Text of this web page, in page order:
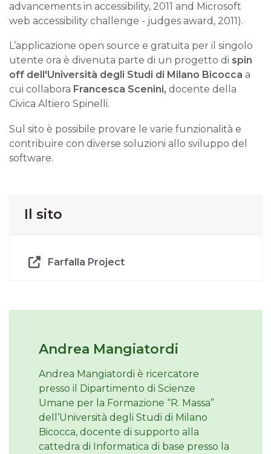
advancements in accessibility, 2011 and Microsoft
web accessibility challenge - judges award, 2011).
L’applicazione open source e gratuita per il singolo
utente ora è divenuta parte di un progetto di spin
off dell'Università degli Studi di Milano Bicocca a
cui collabora Francesca Scenini, docente della
Civica Altiero Spinelli.
Sul sito è possibile provare le varie funzionalità e
contribuire con diverse soluzioni allo sviluppo del
software.
Il sito
Farfalla Project
Andrea Mangiatordi
Andrea Mangiatordi è ricercatore
presso il Dipartimento di Scienze
Umane per la Formazione “R. Massa”
dell’Università degli Studi di Milano
Bicocca, docente di supporto alla
cattedra di Informatica di base presso la